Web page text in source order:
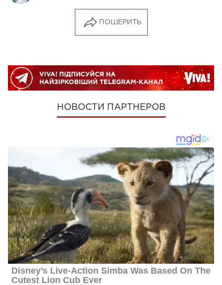
ПОШЕРИТЬ
НОВОСТИ ПАРТНЕРОВ